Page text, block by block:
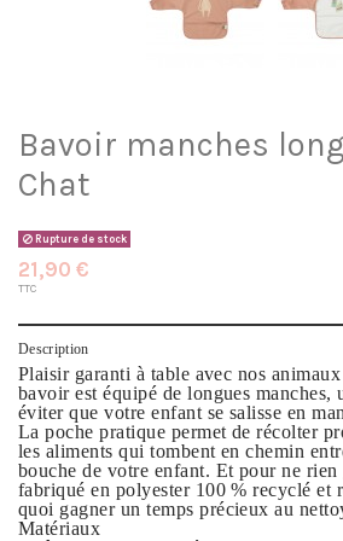
Bavoir manches
Chat
Rupture de stock
21,90 €
TTC
Description
Plaisir garanti à table avec nos
bavoir est équipé de longues manches,
éviter que votre enfant se salisse en
La poche pratique permet de récolter
les aliments qui tombent en chemin
bouche de votre enfant. Et pour ne
fabriqué en polyester 100 % recyclé et
quoi gagner un temps précieux au
Matériaux